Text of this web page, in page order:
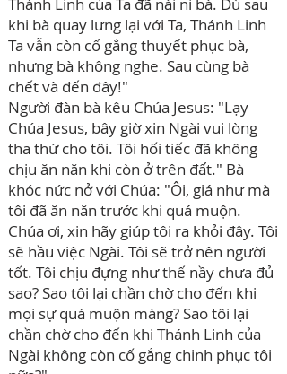
khi bà quay lưng lại với Ta, Thánh Linh
Ta vẫn còn cố gắng thuyết phục bà,
nhưng bà không nghe. Sau cùng bà
chết và đến đây!"
Người đàn bà kêu Chúa Jesus: "Lạy
Chúa Jesus, bây giờ xin Ngài vui lòng
tha thứ cho tôi. Tôi hối tiếc đã không
chịu ăn năn khi còn ở trên đất." Bà
khóc nức nở với Chúa: "Ôi, giá như mà
tôi đã ăn năn trước khi quá muộn.
Chúa ơi, xin hãy giúp tôi ra khỏi đây. Tôi
sẽ hầu việc Ngài. Tôi sẽ trở nên người
tốt. Tôi chịu đựng như thế nầy chưa đủ
sao? Sao tôi lại chần chờ cho đến khi
mọi sự quá muộn màng? Sao tôi lại
chần chờ cho đến khi Thánh Linh của
Ngài không còn cố gắng chinh phục tôi